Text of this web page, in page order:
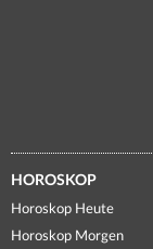
HOROSKOP
Horoskop Heute
Horoskop Morgen